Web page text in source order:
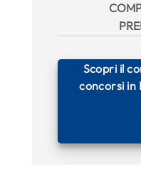
Scopri il
concorsi in